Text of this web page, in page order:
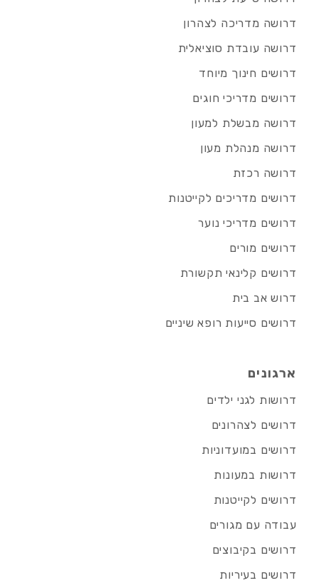
דרושה מדריכה לצהרון
דרושה עובדת סוציאלית
דרושים חינוך מיוחד
דרושים מדריכי חוגים
דרושה מבשלת למעון
דרושה מנהלת מעון
דרושה רכזת
דרושים מדריכים לקייטנות
דרושים מדריכי נוער
דרושים מורים
דרושים קלינאי תקשורת
דרוש אב בית
דרושים סייעות רופא שיניים
ארגונים
דרושות לגני ילדים
דרושים לצהרונים
דרושים במועדוניות
דרושות במעונות
דרושים לקייטנות
עבודה עם מגורים
דרושים בקיבוצים
דרושים בעיריות